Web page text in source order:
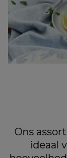
Ons
ideaal